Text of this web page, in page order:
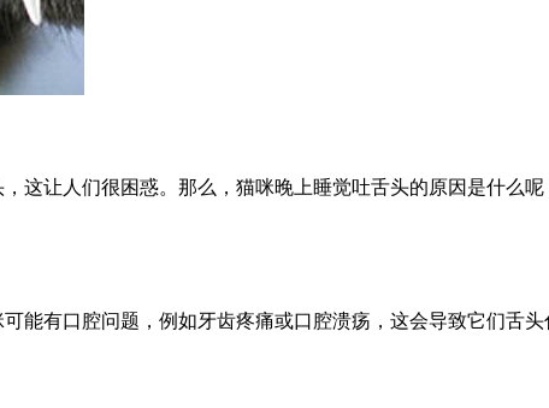
这让人们很困惑。那么，猫咪晚上睡觉吐舌头的原因是什么呢
能有口腔问题，例如牙齿疼痛或口腔溃疡，这会导致它们舌